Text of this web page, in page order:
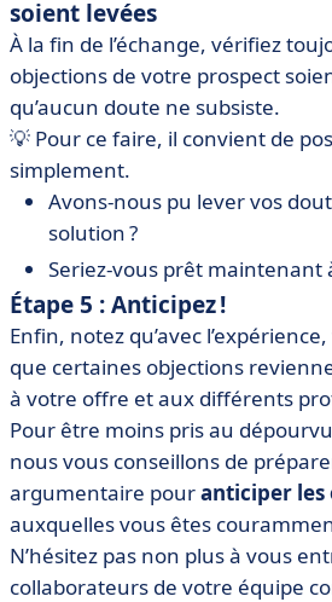
soient levées
À la fin de l’échange, vérifiez
objections de votre prospect
qu’aucun doute ne subsiste.
💡 Pour ce faire, il convient de
simplement.
Avons-nous pu lever vos
solution ?
Seriez-vous prêt maintenant
Étape 5 : Anticipez !
Enfin, notez qu’avec
que certaines objections
à votre offre et aux différents
Pour être moins pris au
nous vous conseillons de
argumentaire pouranticiper les
auxquelles vous êtes
N’hésitez pas non plus à vous
collaborateurs de votre équipe